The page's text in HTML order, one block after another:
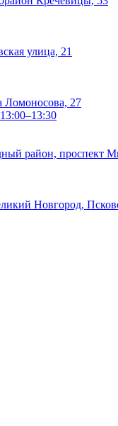
улица, 21
Ломоносова, 27
район, проспект
Новгород,